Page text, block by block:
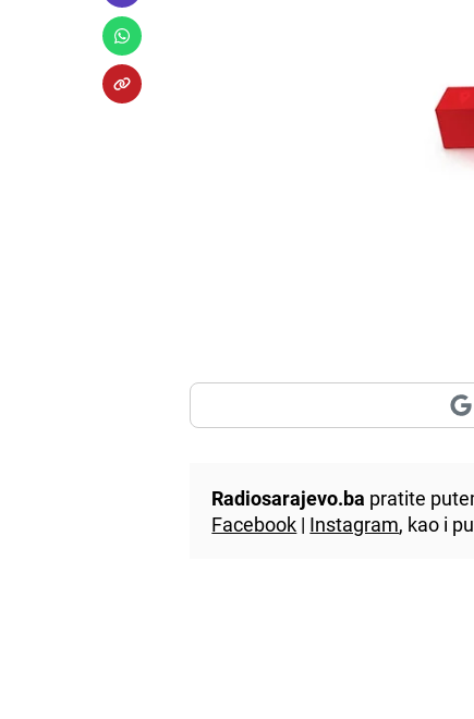
Radiosarajevo.ba pratite
Facebook | Instagram, kao i